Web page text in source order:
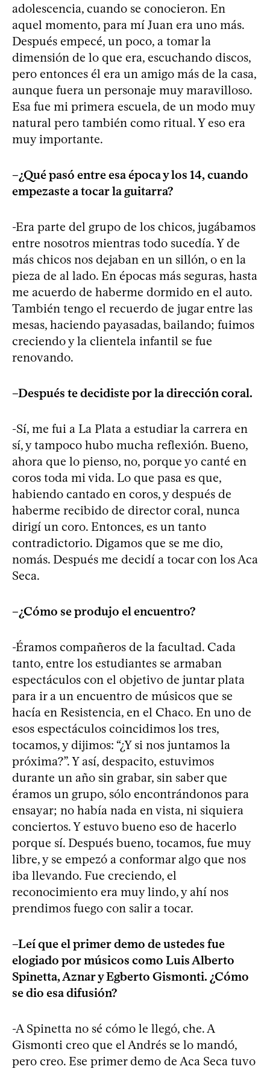
adolescencia, cuando se conocieron. En
aquel momento, para mí Juan era uno más.
Después empecé, un poco, a tomar la
dimensión de lo que era, escuchando discos,
pero entonces él era un amigo más de la casa,
aunque fuera un personaje muy maravilloso.
Esa fue mi primera escuela, de un modo muy
natural pero también como ritual. Y eso era
muy importante.
–¿Qué pasó entre esa época y los 14, cuando
empezaste a tocar la guitarra?
-Era parte del grupo de los chicos, jugábamos
entre nosotros mientras todo sucedía. Y de
más chicos nos dejaban en un sillón, o en la
pieza de al lado. En épocas más seguras, hasta
me acuerdo de haberme dormido en el auto.
También tengo el recuerdo de jugar entre las
mesas, haciendo payasadas, bailando; fuimos
creciendo y la clientela infantil se fue
renovando.
–Después te decidiste por la dirección coral.
-Sí, me fui a La Plata a estudiar la carrera en
sí, y tampoco hubo mucha reflexión. Bueno,
ahora que lo pienso, no, porque yo canté en
coros toda mi vida. Lo que pasa es que,
habiendo cantado en coros, y después de
haberme recibido de director coral, nunca
dirigí un coro. Entonces, es un tanto
contradictorio. Digamos que se me dio,
nomás. Después me decidí a tocar con los Aca
Seca.
–¿Cómo se produjo el encuentro?
-Éramos compañeros de la facultad. Cada
tanto, entre los estudiantes se armaban
espectáculos con el objetivo de juntar plata
para ir a un encuentro de músicos que se
hacía en Resistencia, en el Chaco. En uno de
esos espectáculos coincidimos los tres,
tocamos, y dijimos: “¿Y si nos juntamos la
próxima?”. Y así, despacito, estuvimos
durante un año sin grabar, sin saber que
éramos un grupo, sólo encontrándonos para
ensayar; no había nada en vista, ni siquiera
conciertos. Y estuvo bueno eso de hacerlo
porque sí. Después bueno, tocamos, fue muy
libre, y se empezó a conformar algo que nos
iba llevando. Fue creciendo, el
reconocimiento era muy lindo, y ahí nos
prendimos fuego con salir a tocar.
–Leí que el primer demo de ustedes fue
elogiado por músicos como Luis Alberto
Spinetta, Aznar y Egberto Gismonti. ¿Cómo
se dio esa difusión?
-A Spinetta no sé cómo le llegó, che. A
Gismonti creo que el Andrés se lo mandó,
pero creo. Ese primer demo de Aca Seca tuvo